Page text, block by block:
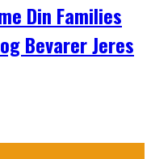
Din Families
Bevarer Jeres